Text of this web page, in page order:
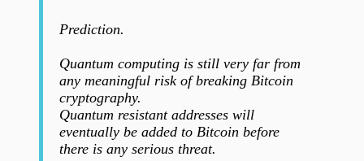
Prediction.
Quantum computing is still very far from
any meaningful risk of breaking Bitcoin
cryptography.
Quantum resistant addresses will
eventually be added to Bitcoin before
there is any serious threat.